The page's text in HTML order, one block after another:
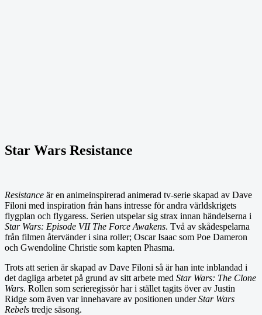
Star Wars Resistance
Resistance är en animeinspirerad animerad tv-serie skapad av Dave
Filoni med inspiration från hans intresse för andra världskrigets
flygplan och flygaress. Serien utspelar sig strax innan händelserna i
Star Wars: Episode VII The Force Awakens. Två av skådespelarna
från filmen återvänder i sina roller; Oscar Isaac som Poe Dameron
och Gwendoline Christie som kapten Phasma.
Trots att serien är skapad av Dave Filoni så är han inte inblandad i
det dagliga arbetet på grund av sitt arbete med Star Wars: The Clone
Wars. Rollen som serieregissör har i stället tagits över av Justin
Ridge som även var innehavare av positionen underStar Wars
Rebels tredje säsong.